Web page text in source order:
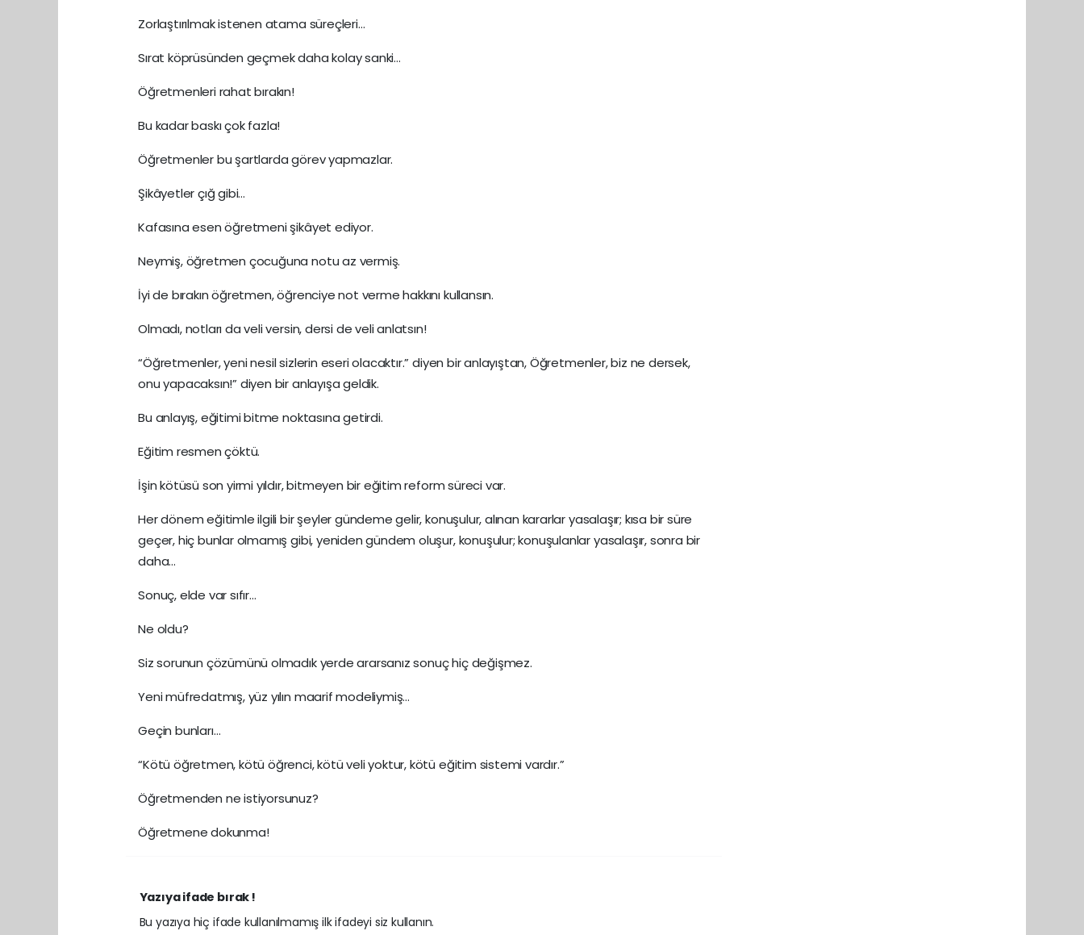
Zorlaştırılmak istenen atama süreçleri…
Sırat köprüsünden geçmek daha kolay sanki…
Öğretmenleri rahat bırakın!
Bu kadar baskı çok fazla!
Öğretmenler bu şartlarda görev yapmazlar.
Şikâyetler çığ gibi…
Kafasına esen öğretmeni şikâyet ediyor.
Neymiş, öğretmen çocuğuna notu az vermiş.
İyi de bırakın öğretmen, öğrenciye not verme hakkını kullansın.
Olmadı, notları da veli versin, dersi de veli anlatsın!
“Öğretmenler, yeni nesil sizlerin eseri olacaktır.” diyen bir anlayıştan, Öğretmenler, biz ne dersek,
onu yapacaksın!” diyen bir anlayışa geldik.
Bu anlayış, eğitimi bitme noktasına getirdi.
Eğitim resmen çöktü.
İşin kötüsü son yirmi yıldır, bitmeyen bir eğitim reform süreci var.
Her dönem eğitimle ilgili bir şeyler gündeme gelir, konuşulur, alınan kararlar yasalaşır; kısa bir süre
geçer, hiç bunlar olmamış gibi, yeniden gündem oluşur, konuşulur; konuşulanlar yasalaşır, sonra bir
daha…
Sonuç, elde var sıfır…
Ne oldu?
Siz sorunun çözümünü olmadık yerde ararsanız sonuç hiç değişmez.
Yeni müfredatmış, yüz yılın maarif modeliymiş…
Geçin bunları…
“Kötü öğretmen, kötü öğrenci, kötü veli yoktur, kötü eğitim sistemi vardır.”
Öğretmenden ne istiyorsunuz?
Öğretmene dokunma!
Yazıya ifade bırak !
Bu yazıya hiç ifade kullanılmamış ilk ifadeyi siz kullanın.